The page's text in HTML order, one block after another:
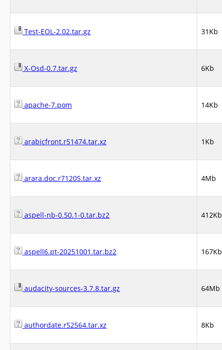
Test-EOL-2.02.tar.gz 31Kb
X-Osd-0.7.tar.gz 6Kb
apache-7.pom 14Kb
arabicfront.r51474.tar.xz 1Kb
arara.doc.r71205.tar.xz 4Mb
aspell-nb-0.50.1-0.tar.bz2 412Kb
aspell6.pt-20251001.tar.bz2 167Kb
audacity-sources-3.7.8.tar.gz 64Mb
authordate.r52564.tar.xz 8Kb